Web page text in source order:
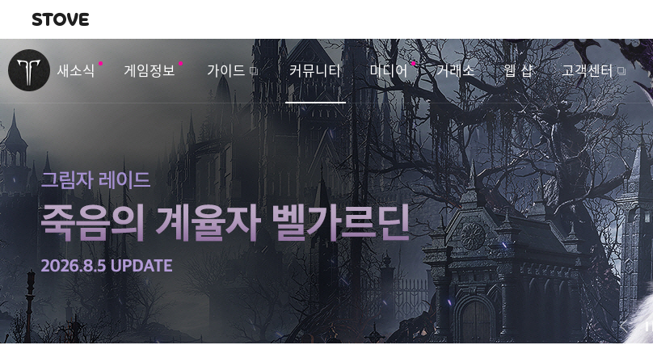
내비게이션
새소식 게임정보 가이드 커뮤니티 미디어 거래소 웹 샵 고객센터
벤
트
&
업
데
이
트